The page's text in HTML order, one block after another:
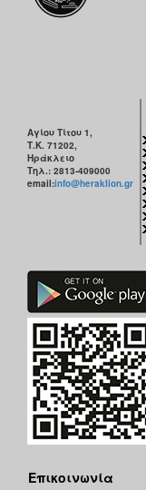
Αγίου Τίτου 1,
Τ.Κ. 71202,
Ηράκλειο
Τηλ.: 2813-409000
email:info@heraklion.gr
Επικοινωνία